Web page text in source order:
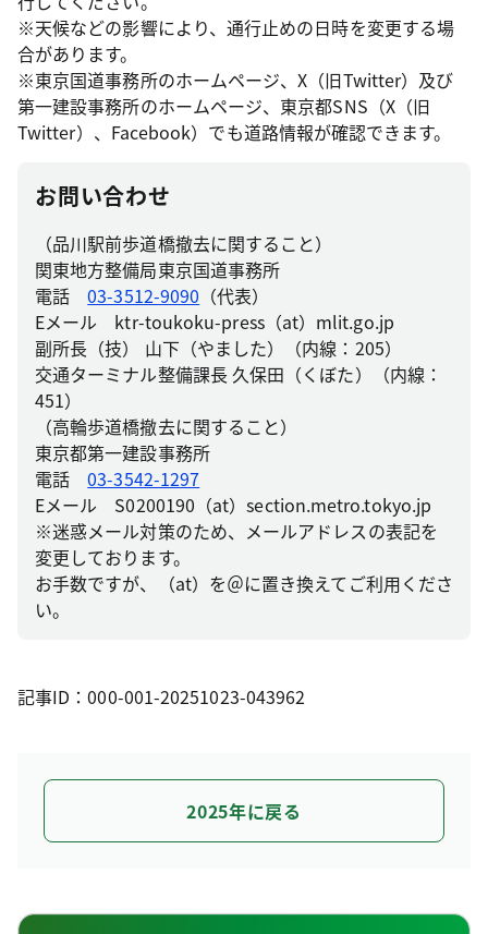
※天候などの影響により、通行止めの日時を変更する場
合があります。
※東京国道事務所のホームページ、X（旧Twitter）及び
第一建設事務所のホームページ、東京都SNS（X（旧
Twitter）、Facebook）でも道路情報が確認できます。
お問い合わせ
（品川駅前歩道橋撤去に関すること）
関東地方整備局東京国道事務所
電話03-3512-9090 （代表）
Eメール ktr-toukoku-press（at）mlit.go.jp
副所長（技） 山下（やました）（内線：205）
交通ターミナル整備課長 久保田（くぼた）（内線：
451）
（高輪歩道橋撤去に関すること）
東京都第一建設事務所
電話03-3542-1297
Eメール S0200190（at）section.metro.tokyo.jp
※迷惑メール対策のため、メールアドレスの表記を
変更しております。
お手数ですが、（at）を＠に置き換えてご利用くださ
い。
記事ID：000-001-20251023-043962
2025年に戻る